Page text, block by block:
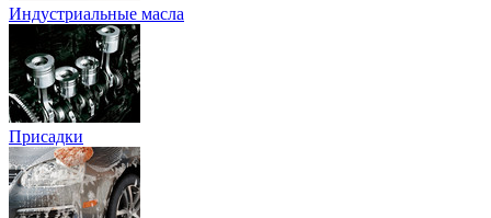
Индустриальные масла
Присадки